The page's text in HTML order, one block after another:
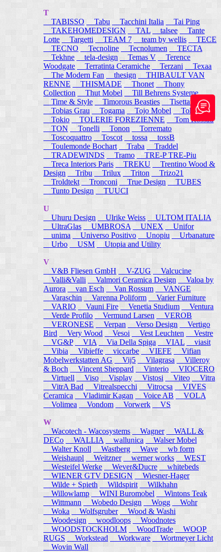
T
TABISSO
Tabu Tacchini Italia
Tai Ping
TAKEHOMEDESIGN
TAL talsee
Tante
Lotte
Targetti TEAM 7 team by wellis
TECE
TECNO
Tecnoline Tecnolumen
TECTA
Tekhne
tela-design Temas V
Terence
Woodgate
Terratinta Ceramiche Terzani
Texaa
The Modern Fan
thesign
THIBAULT VAN
RENNE
THISMADE Thonet
Thony
Collection
Thut Mobel
Till Behrens Systeme
Time & Style
Timorous Beasties
Tisettanta
Tobias Grau
Togama Tojo Mobel
Token
Tokio
TOLERIE FOREZIENNE
Tom Rossau
TON
Tonelli Tonon
Torremato
Toscoquattro
Toscot tossa
tossB
Toulemonde Bochart
Traba
Traddel
TRADEWINDS
Tramo
TRE-P TRE-Piu
Treca Interiors Paris
TREKU
Trentino Wood &
Design
Tribu Trilux Triton
Trizo21
Troldtekt Tronconi True Design
TUBES
Tunto Design
TUUCI
U
Uhuru Design
Ulrike Weiss
ULTOM ITALIA
UltraGlas
UMBROSA UNEX
Unifor
unima
Universo Positivo Unopiu
Urbanature
Urbo
USM Utopia and Utility
V
V&B Fliesen GmbH
V-ZUG
Valcucine
Valli&Valli
Valmori Ceramica Design
Valoa by
Aurora
van Esch Van Rossum
VANGE
Varaschin
Varenna Poliform
Varier Furniture
VARIO
Vauni Fire Venetia Studium
Ventura
Verde Profilo
Vermund Larsen
VEROB
VERONESE
Verpan Verso Design
Vertigo
Bird
Very Wood Vesoi Vest Leuchten
Vestre
VG&P
VIA Via Della Spiga VIAL
viasit
Vibia
Vibieffe viccarbe VIEFE
Vifian
Mobelwerkstatten AG
Vij5 Vilagrasa
Villeroy
& Boch
Vincent Sheppard Vinterio
VIOCERO
Virtuell
Viso Visplay Vistosi Viteo
Vitra
VitrA Bad
Vitrealspecchi Vitrocsa
VIVES
Ceramica
Vladimir Kagan Voice AB
VOLA
Volimea
Vondom Vorwerk VS
W
Wacotech - Wacosystems
Wagner
WALL &
DECo
WALLIA wallunica
Walser Mobel
Walter Knoll
Wastberg Wave
wb form
Weishaupl
Weitzner werner works
WEST
Westeifel Werke
Wever&Ducre
whitebeds
WIENER GTV DESIGN
Wiesner-Hager
Wilde + Spieth
Wildspirit
Wilkhahn
Willowlamp
WINI Buromobel
Wintons Teak
Wittmann
Wobedo Design Wogg
Wohr
Woka
Wolfsgruber
Wood & Washi
Woodesign
woodloops
Woodnotes
WOODSTOCKHOLM
WoodTrade
WOOP
RUGS
Workstead Workware
Wortmeyer Licht
Wovin Wall